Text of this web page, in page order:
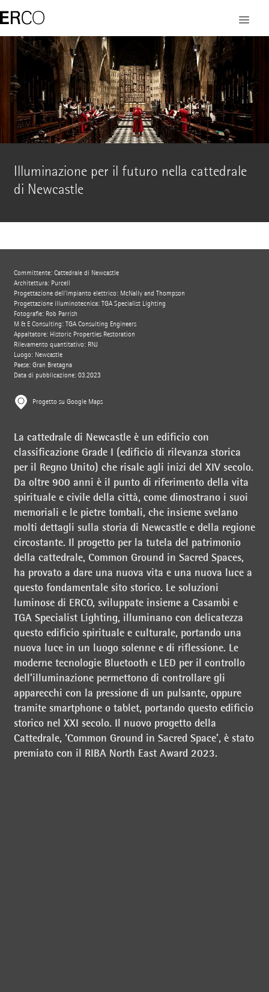
Illuminazione per il futuro nella cattedrale
di Newcastle
Committente: Cattedrale di Newcastle
Architettura: Purcell
Progettazione dell’impianto elettrico: McNally and Thompson
Progettazione illuminotecnica: TGA Specialist Lighting
Fotografie: Rob Parrish
M & E Consulting: TGA Consulting Engineers
Appaltatore: Historic Properties Restoration
Rilevamento quantitativo: RNJ
Luogo: Newcastle
Paese: Gran Bretagna
Data di pubblicazione: 03.2023
Progetto su Google Maps
La cattedrale di Newcastle è un edificio con
classificazione Grade I (edificio di rilevanza storica
per il Regno Unito) che risale agli inizi del XIV secolo.
Da oltre 900 anni è il punto di riferimento della vita
spirituale e civile della città, come dimostrano i suoi
memoriali e le pietre tombali, che insieme svelano
molti dettagli sulla storia di Newcastle e della regione
circostante. Il progetto per la tutela del patrimonio
della cattedrale, Common Ground in Sacred Spaces,
ha provato a dare una nuova vita e una nuova luce a
questo fondamentale sito storico. Le soluzioni
luminose di ERCO, sviluppate insieme a Casambi e
TGA Specialist Lighting, illuminano con delicatezza
questo edificio spirituale e culturale, portando una
nuova luce in un luogo solenne e di riflessione. Le
moderne tecnologie Bluetooth e LED per il controllo
dell’illuminazione permettono di controllare gli
apparecchi con la pressione di un pulsante, oppure
tramite smartphone o tablet, portando questo edificio
storico nel XXI secolo. Il nuovo progetto della
Cattedrale, ‘Common Ground in Sacred Space’, è stato
premiato con il RIBA North East Award 2023.